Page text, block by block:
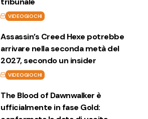
VIDEOGIOCHI
Assassin’s Creed Hexe potrebbe
arrivare nella seconda metà del
2027, secondo un insider
VIDEOGIOCHI
The Blood of Dawnwalker è
ufficialmente in fase Gold: